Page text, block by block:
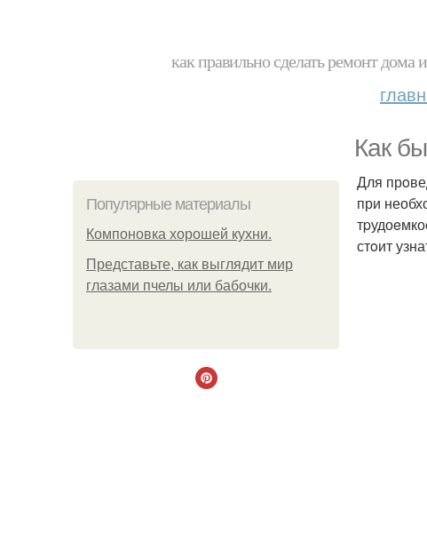
как правильно сделать ремонт
Кaк
Популярные материалы
Компоновка хорошей кухни.
Представьте, как выглядит мир
глазами пчелы или бабочки.
Для
при
стoит